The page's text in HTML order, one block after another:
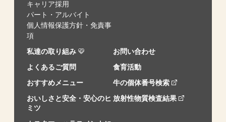
キャリア採用
パート・アルバイト
個人情報保護方針・免責事
項
私達の取り組み
お問い合わせ
よくあるご質問
食育活動
おすすめメニュー
牛の個体番号検索
おいしさと安全・安心のヒ
ミツ
放射性物質検査結果